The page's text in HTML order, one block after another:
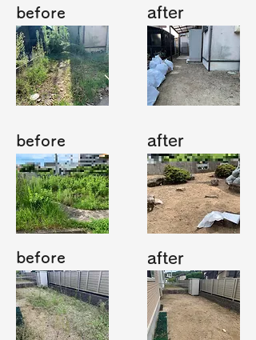
before
before
before
after
after
after